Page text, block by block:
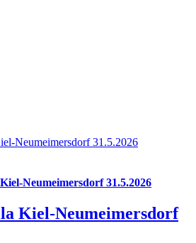
Neumeimersdorf 31.5.2026
Neumeimersdorf 31.5.2026
Kiel-Neumeimersdorf